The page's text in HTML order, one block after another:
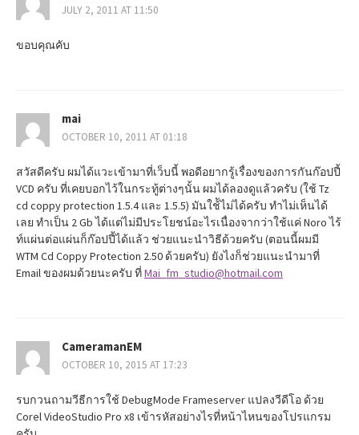
JULY 2, 2011 AT 11:50
ขอบคุณคับ
mai
OCTOBER 10, 2011 AT 01:18
สวัสดีครับ ผมได้แวะเข้ามาที่เว็บนี้ พอดีอยากรู้เรื่องของการกันก๊อปปี้
VCD ครับ ที่เคยบอกไว้ในกระทู้ต่างๆนั้น ผมได้ลองดูแล้วครับ (ใช้ Tz
cd coppy protection 1.5.4 และ 1.5.5) มันใช้ัไม่ได้ครับ ทำไม่เห็นได้
เลย ทำเป็น 2 Gb ได้แต่ไม่มีประโยชน์อะไรเนื่องจากว่าใช้แค่ Noro ไร้
ท์แผ่นต่อแผ่นก็ก๊อปปี้ได้แล้ว ช่วยแนะนำวิธีด้วยครับ (ตอนนี้ผมมี
WTM Cd Coppy Protection 2.50 ด้วยครับ) ยังไงก็ช่วยแนะนำมาที่
Email ของผมด้วยนะครับ ที่Mai_fm_studio@hotmail.com
CameramanEM
OCTOBER 10, 2015 AT 17:23
รบกวนถามวีธีการใช้ DebugMode Frameserver แปลงวีดีโอ ด้วย
Corel VideoStudio Pro x8 เข้ารหัสอย่างไรที่หน้าไหนของโปรแกรม